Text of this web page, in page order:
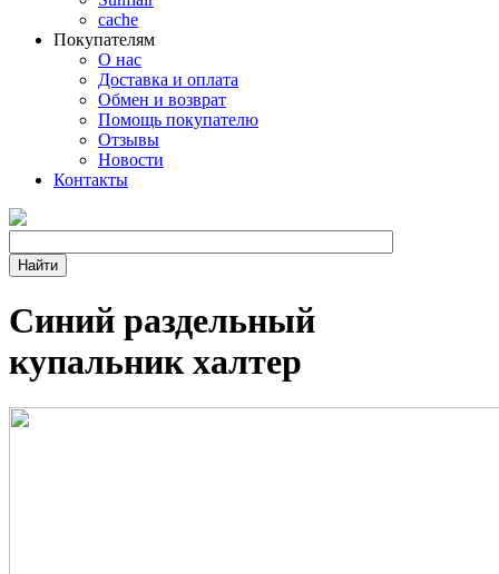
cache
Покупателям
О нас
Доставка и оплата
Обмен и возврат
Помощь покупателю
Отзывы
Новости
Контакты
Синий раздельный
купальник халтер